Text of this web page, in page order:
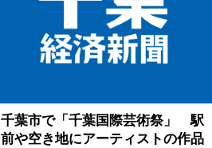
千葉市で「千葉国際芸術祭」 駅
前や空き地にアーティストの作品